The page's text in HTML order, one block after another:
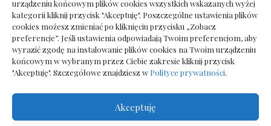
urządzeniu końcowym plików cookies wszystkich wskazanych wyżej
kategorii kliknij przycisk "Akceptuję". Poszczególne ustawienia plików
cookies możesz zmieniać po kliknięciu przycisku „Zobacz
preferencje”. Jeśli ustawienia odpowiadają Twoim preferencjom, aby
wyrazić zgodę na instalowanie plików cookies na Twoim urządzeniu
końcowym w wybranym przez Ciebie zakresie kliknij przycisk
"Akceptuję". Szczegółowe znajdziesz w Polityce prywatności.
Akceptuję